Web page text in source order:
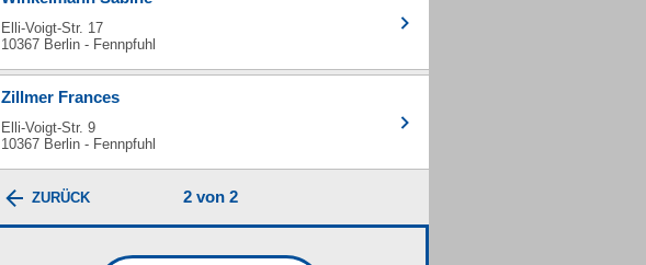
Elli-Voigt-Str. 17
10367 Berlin - Fennpfuhl
Zillmer Frances
Elli-Voigt-Str. 9
10367 Berlin - Fennpfuhl
ZURÜCK 2 von 2